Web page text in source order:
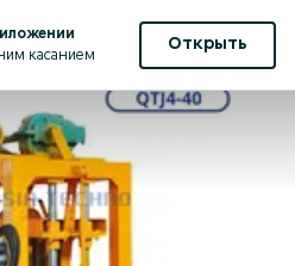
касанием
Открыть